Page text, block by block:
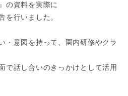
の資料を実際に
を行いました。
・意図を持って、園内研修やクラ
で話し合いのきっかけとして活用